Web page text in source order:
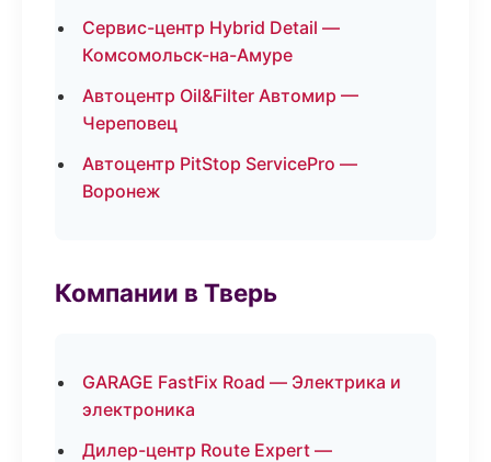
Сервис-центр Hybrid Detail —
Комсомольск-на-Амуре
Автоцентр Oil&Filter Автомир —
Череповец
Автоцентр PitStop ServicePro —
Воронеж
Компании в Тверь
GARAGE FastFix Road — Электрика и
электроника
Дилер-центр Route Expert —